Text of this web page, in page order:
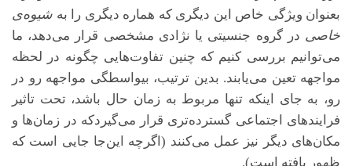
بعنوان ویژگی خاص این دیگری که هماره دیگری را به شیوه‌ی
خاصی در گروه جنسیتی یا نژادی مشخصی قرار می‌دهد، ما
می‌توانیم بررسی کنیم که چنین تفاوت‌هایی چگونه در لحظه
مواجهه تعین می‌یابند. بدین ترتیب، بی­واسطگی مواجهه رو در
رو، به جای اینکه تنها مربوط به زمان حال باشد، تحت تاثیر
فرایندهای اجتماعی گسترده‌تری قرار می‌گیردکه در زمان‌ها و
مکان‌های دیگر نیز عمل می‌کنند (اگرچه این‌جا جایی است که
ظهور یافته است).